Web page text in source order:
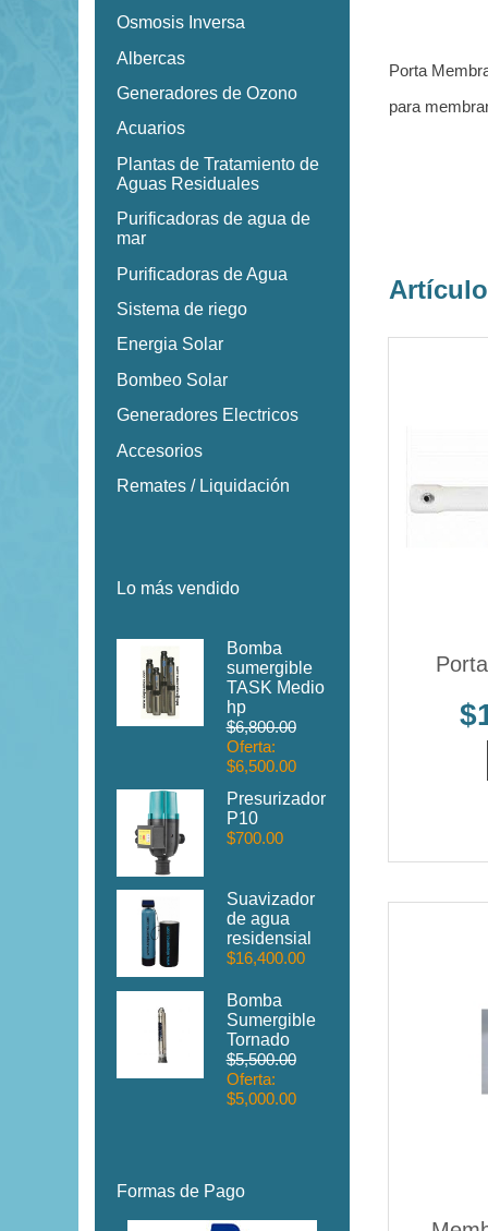
Osmosis Inversa
Albercas
Generadores de Ozono
Acuarios
Plantas de Tratamiento de
Aguas Residuales
Purificadoras de agua de
mar
Purificadoras de Agua
Sistema de riego
Energia Solar
Bombeo Solar
Generadores Electricos
Accesorios
Remates / Liquidación
Lo más vendido
Bomba
sumergible
TASK Medio
hp
$6,800.00
Oferta:
$6,500.00
Presurizador
P10
$700.00
Suavizador
de agua
residensial
$16,400.00
Bomba
Sumergible
Tornado
$5,500.00
Oferta:
$5,000.00
Formas de Pago
Porta
para